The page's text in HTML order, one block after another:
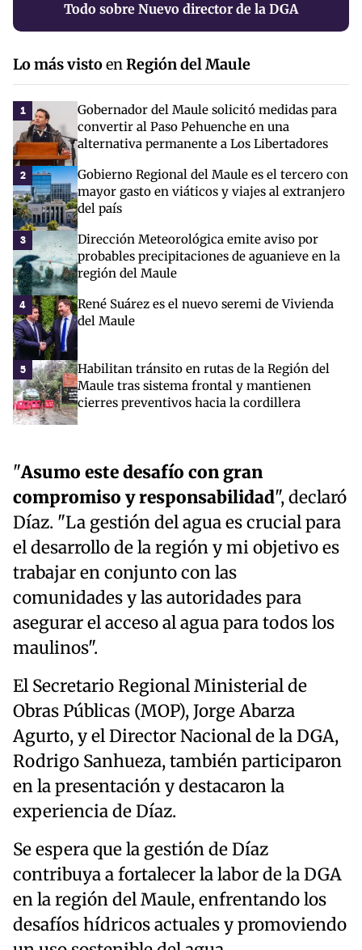
Todo sobre Nuevo director de la DGA
Lo más vistoenRegión del Maule
1
Gobernador del Maule solicitó medidas para
convertir al Paso Pehuenche en una
alternativa permanente a Los Libertadores
2
Gobierno Regional del Maule es el tercero con
mayor gasto en viáticos y viajes al extranjero
del país
3
Dirección Meteorológica emite aviso por
probables precipitaciones de aguanieve en la
región del Maule
4
René Suárez es el nuevo seremi de Vivienda
del Maule
5
Habilitan tránsito en rutas de la Región del
Maule tras sistema frontal y mantienen
cierres preventivos hacia la cordillera
"Asumo este desafío con gran
compromiso y responsabilidad", declaró
Díaz. "La gestión del agua es crucial para
el desarrollo de la región y mi objetivo es
trabajar en conjunto con las
comunidades y las autoridades para
asegurar el acceso al agua para todos los
maulinos".
El Secretario Regional Ministerial de
Obras Públicas (MOP), Jorge Abarza
Agurto, y el Director Nacional de la DGA,
Rodrigo Sanhueza, también participaron
en la presentación y destacaron la
experiencia de Díaz.
Se espera que la gestión de Díaz
contribuya a fortalecer la labor de la DGA
en la región del Maule, enfrentando los
desafíos hídricos actuales y promoviendo